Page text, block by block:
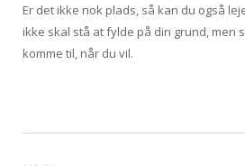
Er det ikke nok plads, så kan du også
ikke skal stå at fylde på din grund, men
komme til, når du vil.